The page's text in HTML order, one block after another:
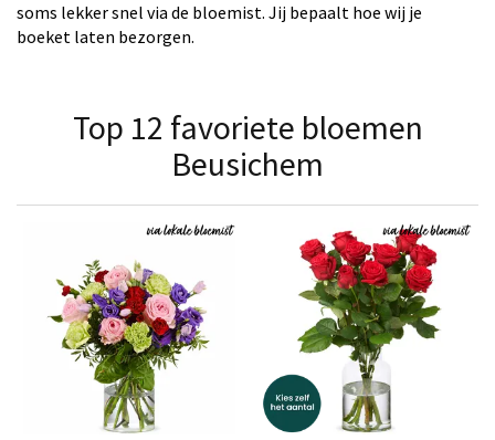
soms lekker snel via de bloemist. Jij bepaalt hoe wij je
boeket laten bezorgen.
Top 12 favoriete bloemen
Beusichem